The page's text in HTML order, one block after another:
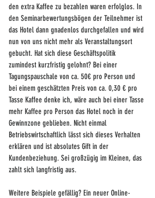
den extra Kaffee zu bezahlen waren erfolglos. In
den Seminarbewertungsbögen der Teilnehmer ist
das Hotel dann gnadenlos durchgefallen und wird
nun von uns nicht mehr als Veranstaltungsort
gebucht. Hat sich diese Geschäftspolitik
zumindest kurzfristig gelohnt? Bei einer
Tagungspauschale von ca. 50€ pro Person und
bei einem geschätzten Preis von ca. 0,30 € pro
Tasse Kaffee denke ich, wäre auch bei einer Tasse
mehr Kaffee pro Person das Hotel noch in der
Gewinnzone geblieben. Nicht einmal
Betriebswirtschaftlich lässt sich dieses Verhalten
erklären und ist absolutes Gift in der
Kundenbeziehung. Sei großzügig im Kleinen, das
zahlt sich langfristig aus.
Weitere Beispiele gefällig? Ein neuer Online-